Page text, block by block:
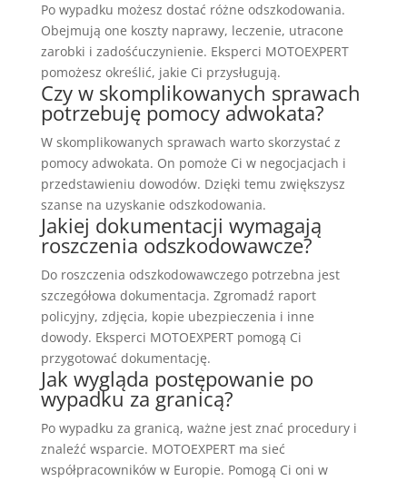
Po wypadku możesz dostać różne odszkodowania.
Obejmują one koszty naprawy, leczenie, utracone
zarobki i zadośćuczynienie. Eksperci MOTOEXPERT
pomożesz określić, jakie Ci przysługują.
Czy w skomplikowanych sprawach
potrzebuję pomocy adwokata?
W skomplikowanych sprawach warto skorzystać z
pomocy adwokata. On pomoże Ci w negocjacjach i
przedstawieniu dowodów. Dzięki temu zwiększysz
szanse na uzyskanie odszkodowania.
Jakiej dokumentacji wymagają
roszczenia odszkodowawcze?
Do roszczenia odszkodowawczego potrzebna jest
szczegółowa dokumentacja. Zgromadź raport
policyjny, zdjęcia, kopie ubezpieczenia i inne
dowody. Eksperci MOTOEXPERT pomogą Ci
przygotować dokumentację.
Jak wygląda postępowanie po
wypadku za granicą?
Po wypadku za granicą, ważne jest znać procedury i
znaleźć wsparcie. MOTOEXPERT ma sieć
współpracowników w Europie. Pomogą Ci oni w